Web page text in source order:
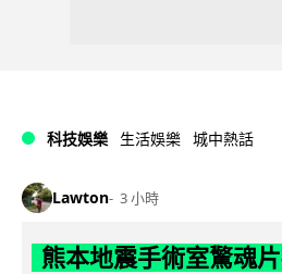
科技娛樂 生活娛樂 城中熱話
Lawton 3 小時
熊本地震手術室驚魂